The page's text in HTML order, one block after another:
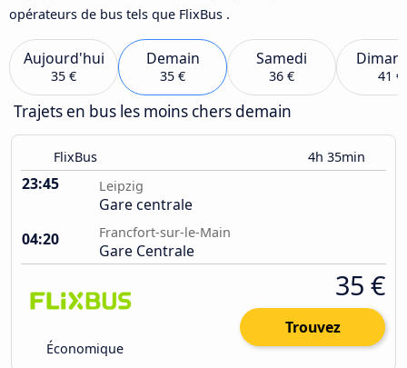
opérateurs de bus tels que FlixBus .
Aujourd'hui
35 €
Demain
35 €
Samedi
36 € 41 €
Trajets en bus les moins chers demain
FlixBus 4h 35min
23:45 Leipzig
Gare centrale
04:20
Francfort-sur-le-Main
Gare Centrale
Économique
35 €
Trouvez